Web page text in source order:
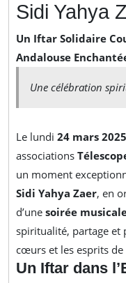
Sidi Yahya
Un Iftar Solidaire Couronné par une Soirée
Andalouse
Une célébration
Le lundi 24 mars 2025
associations
un moment
Sidi Yahya Zaer, en
d’une soirée
spiritualité, partage et
cœurs et les esprits
Un Iftar dans